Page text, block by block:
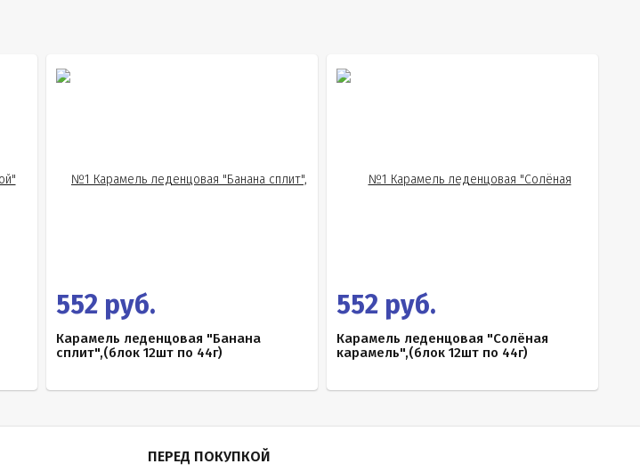
552 руб.
Карамель леденцовая "Банана
сплит",(блок 12шт по 44г)
552 руб.
Карамель леденцовая "Солёная
карамель",(блок 12шт по 44г)
ПЕРЕД ПОКУПКОЙ